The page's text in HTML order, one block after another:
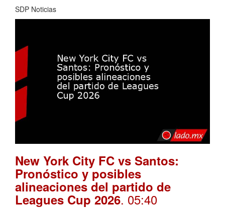
SDP Noticias
New York City FC vs Santos:
Pronóstico y posibles
alineaciones del partido de
Leagues Cup 2026. 05:40